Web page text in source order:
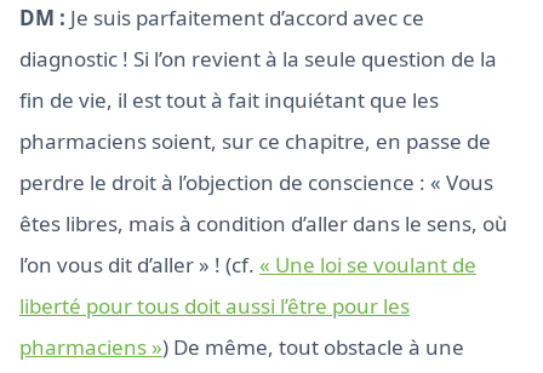
DM : Je suis parfaitement d’accord avec ce
diagnostic ! Si l’on revient à la seule question de la
fin de vie, il est tout à fait inquiétant que les
pharmaciens soient, sur ce chapitre, en passe de
perdre le droit à l’objection de conscience : « Vous
êtes libres, mais à condition d’aller dans le sens, où
l’on vous dit d’aller » ! (cf. « Une loi se voulant de
liberté pour tous doit aussi l’être pour les
pharmaciens ») De même, tout obstacle à une